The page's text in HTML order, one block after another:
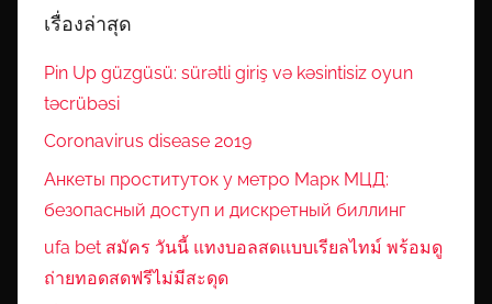
เรื่องล่าสุด
Pin Up güzgüsü: sürətli giriş və kəsintisiz oyun
təcrübəsi
Coronavirus disease 2019
Анкеты проституток у метро Марк МЦД:
безопасный доступ и дискретный биллинг
ufa bet สมัคร วันนี้ แทงบอลสดแบบเรียลไทม์ พร้อมดู
ถ่ายทอดสดฟรีไม่มีสะดุด